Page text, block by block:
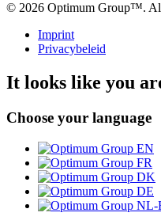
© 2026 Optimum Group™.
Imprint
Privacybeleid
It looks like you
Choose your language
EN
FR
DK
DE
NL-